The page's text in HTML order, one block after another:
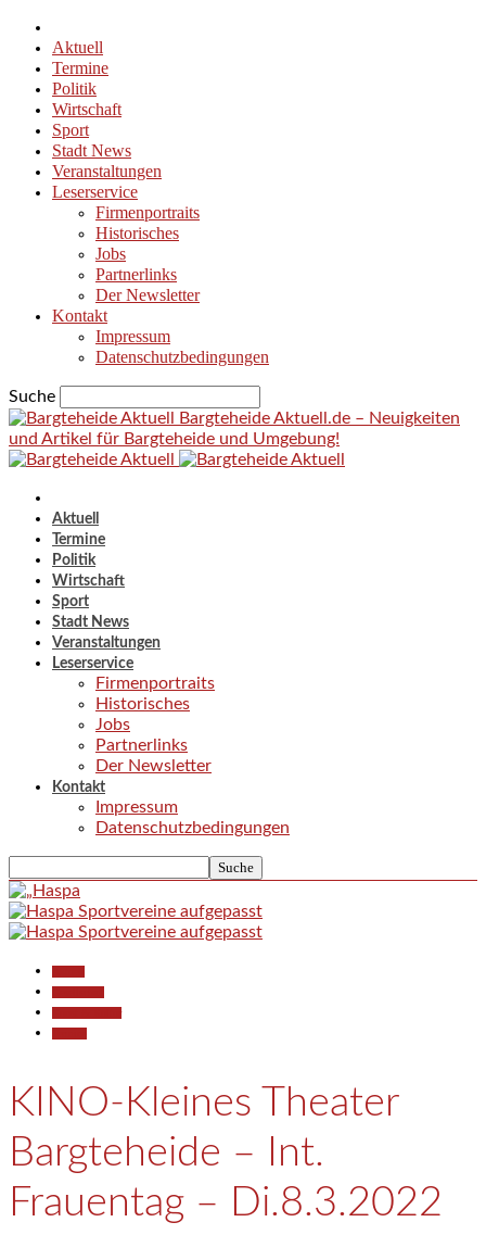
Aktuell
Termine
Politik
Wirtschaft
Sport
Stadt News
Veranstaltungen
Leserservice
Firmenportraits
Historisches
Jobs
Partnerlinks
Der Newsletter
Kontakt
Impressum
Datenschutzbedingungen
Suche
Bargteheide Aktuell.de – Neuigkeiten
und Artikel für Bargteheide und Umgebung!
Aktuell
Termine
Politik
Wirtschaft
Sport
Stadt News
Veranstaltungen
Leserservice
Firmenportraits
Historisches
Jobs
Partnerlinks
Der Newsletter
Kontakt
Impressum
Datenschutzbedingungen
KINO-Kleines Theater
Bargteheide – Int.
Frauentag – Di.8.3.2022